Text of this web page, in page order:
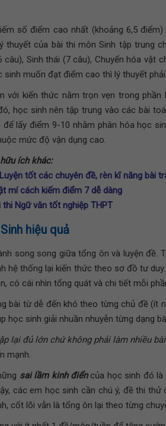
số điểm cao nhất (khoảng 6,5
thuyết của bài thi môn Sinh tập trung
Sinh thái (7 câu), Chuyển hóa vật
sinh muốn đạt điểm cao thì lý thuyết
với kiến thức nằm trọn vẹn trong phần
học sinh nên tập trung vào các bài
lấy điểm 9-10 nhằm phân hóa học
mức độ vận dụng cao.
ích khác:
tốt các chuyên đề, rèn kĩ năng bài
mí cách kiếm điểm 7 dễ dàng
Ngữ văn tốt nghiệp THPT
hiệu quả
song song giữa tổng ôn và luyện đề.
hệ thống lại kiến thức theo sơ đồ tư
có cái nhìn tổng quát và chi tiết mỗi
bài từ dễ đến khó theo từng chủ đề (ít
học sinh giải nhuần nhuyễn từng dạng
lại đủ lớn chứ không phải làm nhiều
mạnh.
sai lầm kinh điểncủa học sinh đó là
các em học sinh cần chú ý, đề thi
cốt lõi vẫn là tổng ôn lại theo từng